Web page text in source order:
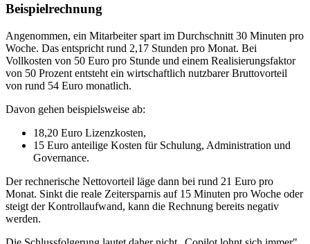
Beispielrechnung
Angenommen, ein Mitarbeiter spart im Durchschnitt 30 Minuten pro
Woche. Das entspricht rund 2,17 Stunden pro Monat. Bei
Vollkosten von 50 Euro pro Stunde und einem Realisierungsfaktor
von 50 Prozent entsteht ein wirtschaftlich nutzbarer Bruttovorteil
von rund 54 Euro monatlich.
Davon gehen beispielsweise ab:
18,20 Euro Lizenzkosten,
15 Euro anteilige Kosten für Schulung, Administration und
Governance.
Der rechnerische Nettovorteil läge dann bei rund 21 Euro pro
Monat. Sinkt die reale Zeitersparnis auf 15 Minuten pro Woche oder
steigt der Kontrollaufwand, kann die Rechnung bereits negativ
werden.